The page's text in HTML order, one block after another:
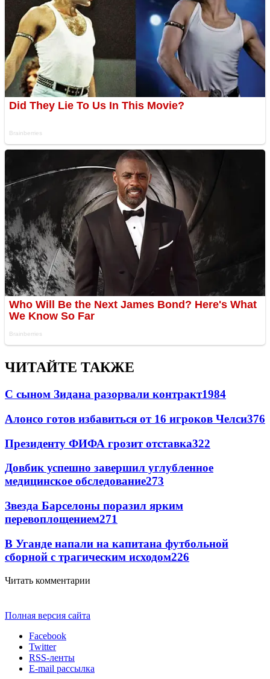
ЧИТАЙТЕ ТАКЖЕ
С сыном Зидана разорвали контракт1984
Алонсо готов избавиться от 16 игроков Челси376
Президенту ФИФА грозит отставка322
Довбик успешно завершил углубленное
медицинское обследование273
Звезда Барселоны поразил ярким
перевоплощением271
В Уганде напали на капитана футбольной
сборной с трагическим исходом226
Читать комментарии
Полная версия сайта
Facebook
Twitter
RSS-ленты
E-mail рассылка